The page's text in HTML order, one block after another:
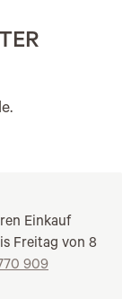
Einkauf
Freitag von 8
909